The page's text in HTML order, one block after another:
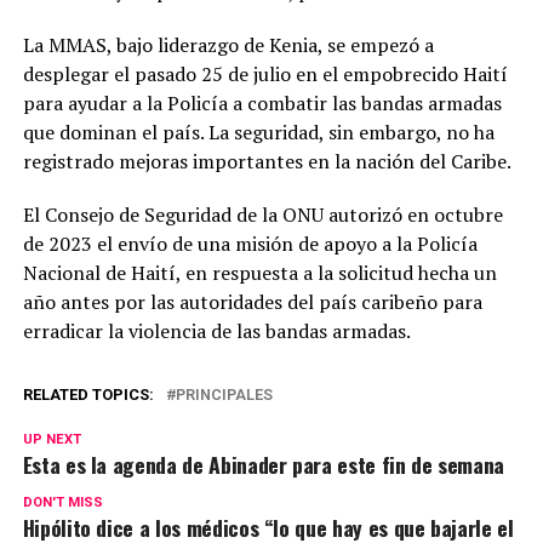
La MMAS, bajo liderazgo de Kenia, se empezó a
desplegar el pasado 25 de julio en el empobrecido Haití
para ayudar a la Policía a combatir las bandas armadas
que dominan el país. La seguridad, sin embargo, no ha
registrado mejoras importantes en la nación del Caribe.
El Consejo de Seguridad de la ONU autorizó en octubre
de 2023 el envío de una misión de apoyo a la Policía
Nacional de Haití, en respuesta a la solicitud hecha un
año antes por las autoridades del país caribeño para
erradicar la violencia de las bandas armadas.
RELATED TOPICS: PRINCIPALES
UP NEXT
Esta es la agenda de Abinader para este fin de semana
DON'T MISS
Hipólito dice a los médicos “lo que hay es que bajarle el